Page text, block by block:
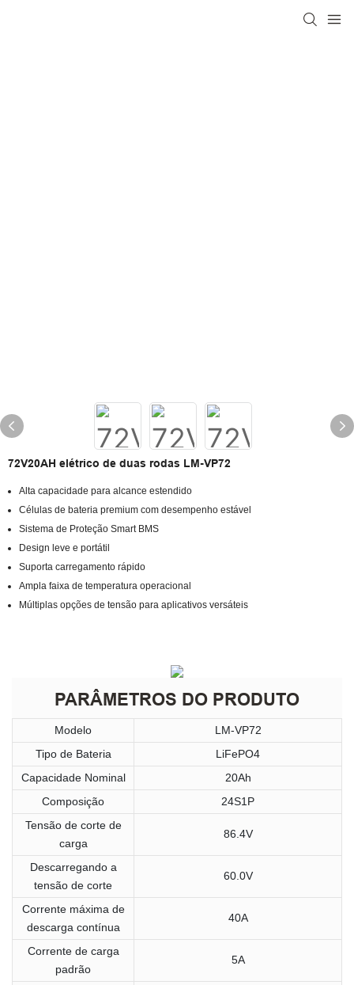
72V20AH elétrico de duas rodas LM-VP72
Alta capacidade para alcance estendido
Células de bateria premium com desempenho estável
Sistema de Proteção Smart BMS
Design leve e portátil
Suporta carregamento rápido
Ampla faixa de temperatura operacional
Múltiplas opções de tensão para aplicativos versáteis
PARÂMETROS DO PRODUTO
Modelo
LM-VP72
Tipo de Bateria
LiFePO4
Capacidade Nominal
20Ah
Composição
24S1P
Tensão de corte de
carga
86.4V
Descarregando a
tensão de corte
60.0V
Corrente máxima de
descarga contínua
40A
Corrente de carga
padrão
5A